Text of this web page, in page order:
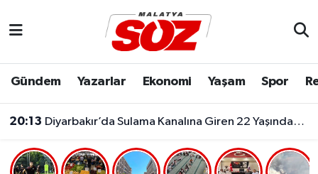
Gündem Yazarlar Ekonomi Yaşam Spor
20:13 Diyarbakır’da Sulama Kanalına Giren 22 Yaşındaki Genç Hayatını Kaybetti!
Dünya
Eğitim
Malatya Nöbetçi Eczaneler
Malatya Namaz Vakitleri
Malatya Trafik Yoğunluk Haritası